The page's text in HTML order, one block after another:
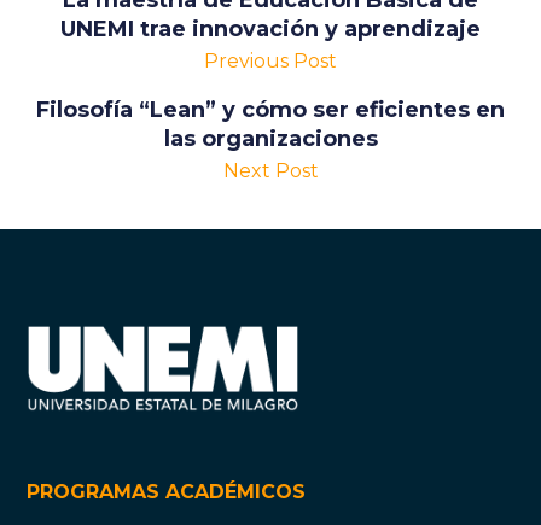
UNEMI trae innovación y aprendizaje
Previous Post
Filosofía “Lean” y cómo ser eficientes en
las organizaciones
Next Post
PROGRAMAS ACADÉMICOS